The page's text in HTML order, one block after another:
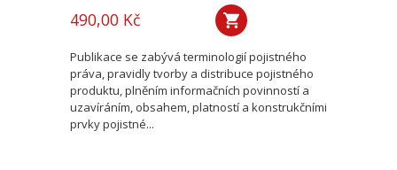
490,00 Kč
Publikace se zabývá terminologií pojistného
práva, pravidly tvorby a distribuce pojistného
produktu, plněním informačních povinností a
uzavíráním, obsahem, platností a konstrukčními
prvky pojistné...